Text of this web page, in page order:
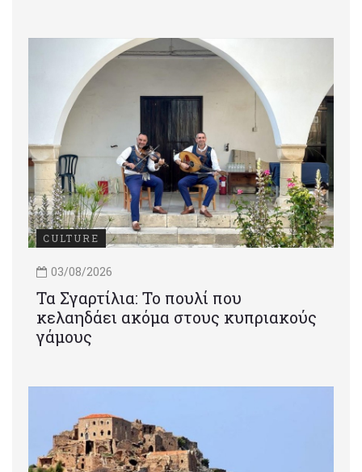
CULTURE
03/08/2026
Τα Σγαρτίλια: Το πουλί που
κελαηδάει ακόμα στους κυπριακούς
γάμους